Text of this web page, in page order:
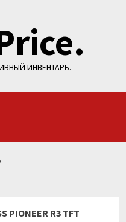
ИНВЕНТАРЬ.
PIONEER R3 TFT